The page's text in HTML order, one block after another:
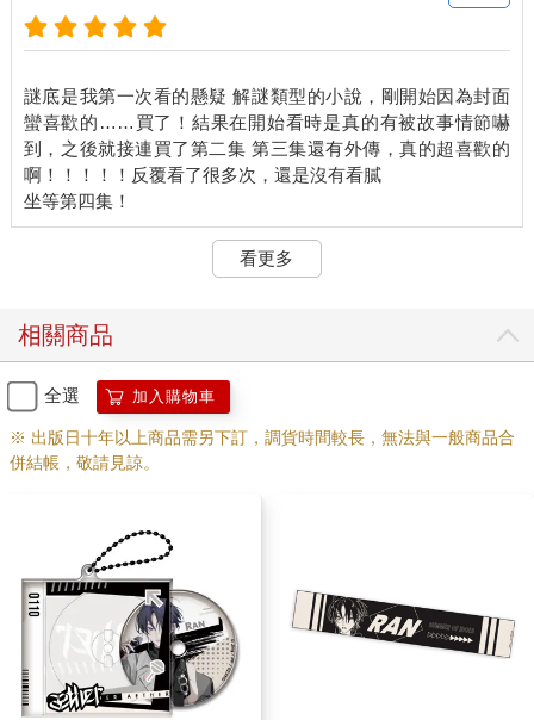
劉智從頭到尾冷眼旁觀，表面看似無所謂，底下拳頭緊握。若是
其他團員看見，肯定會相當驚訝，因為劉智總是一副運籌帷幄、
多暗號和手段都是出自於他。
劉智想：這個人是想掌控全局，挑戰自己的權威？連隊友竟然都
不知不覺被帶著走……他到底想做什麼？關卡還沒結束又是什麼
意思？
此時劉智並沒有發現，從他開始思考這些問題的同時，他的思緒
唯一沒有被帶偏的人是莊天然，因為他正在苦惱另一件事情——
於是在眾人思緒迥異的情況下，現場維持了短暫的沉默。
直到劉智忽然一頓。
他很快發現封蕭生說的故事很熟悉。
「難道說……」這個故事，對比現在，不就是他們遇到的情況
嗎？他們先是被困在房間，逃出來以後，仍然被困在公寓，所
以，是指這棟公寓才是真正的密室？而且冰棍正在外面等著他
根本還沒結束！
劉智轉頭對團員說道：「快回房間！」
團員們大驚，葉子哥反應最快，一下子聯想到要回房間的原因，
「原來是這樣……原來是這樣！」
阿威滿臉茫然，一頭霧水，但團長的指示他不敢不服，又見到葉
子哥往樓下跑，只好趕緊跟上。
美青走前瞥了封蕭生一眼，轉身離開。
謎底是我第一次看的懸疑 解謎類型的小說，剛開始因為封面
蠻喜歡的……買了！結果在開始看時是真的有被故事情節嚇
到，之後就接連買了第二集 第三集還有外傳，真的超喜歡的
啊！！！！！反覆看了很多次，還是沒有看膩
看更多
相關商品
全選 加入購物車
※ 出版日十年以上商品需另下訂，調貨時間較長，無法與一般商品合
併結帳，敬請見諒。